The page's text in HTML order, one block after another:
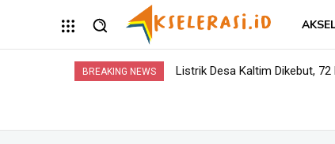
BREAKING NEWS Listrik Desa Kaltim Dikebut, 72
Opini: Dari Plaza Mulia ke Go